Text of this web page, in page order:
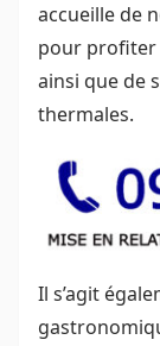
accueille de
pour profiter
ainsi que de
thermales.
Il s’agit